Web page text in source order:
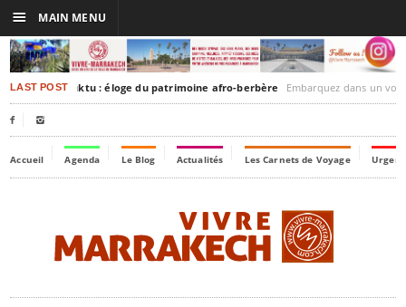
LAST POSTTimbuktu : éloge du patrimoine afro-berbère Embarquez dans un voyage culturel dans le
 
Accueil Agenda Le Blog Actualités Les Carnets de Voyage
☰ MAIN MENU